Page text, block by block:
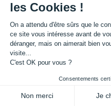
1 lecteur SD
1 nappe
1 adaptateur
€
les Cookies !
On a attendu d'être sûrs que le
ce site vous intéresse avant de
déranger, mais on aimerait bien
visite...
C'est OK pour vous ?
Consentements
Non merci Je